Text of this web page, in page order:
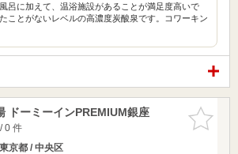
呂に加えて、温浴施設があることが満足度高いで
ことがないレベルの高濃度炭酸泉です。コワーキン
お気に入
りに追加
ドーミーインPREMIUM銀座
0 件
東京都 / 中央区